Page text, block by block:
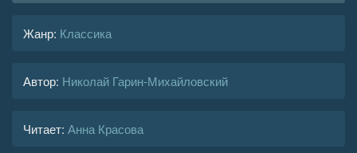
Гимназисты 11
Жанр: Классика
Автор: Николай Гарин-Михайловский
Читает: Анна Красова